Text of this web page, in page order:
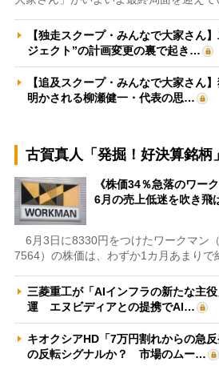
【独走スクープ・みんなで大家さん
ジェクト”の計画変更の裏で起き…
【追及スクープ・みんなで大家さん
明かされる柳瀬健一・代表の思…
古賀真人「発掘！好決算銘柄」
《株価34％急落のワー
6月の売上低迷を吹き
6月3日に8330円をつけたワークマン
7564）の株価は、わずか1カ月あまりで
三菱重工が「AIインフラの新たな主
運 エヌビディアとの提携でAI…
キオクシアHD「7万円割れからの急
の反転シグナルか？ 市場のムー…